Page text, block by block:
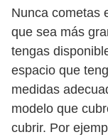
Nunca cometas
que sea más
tengas
espacio que
medidas
modelo que
cubrir. Por